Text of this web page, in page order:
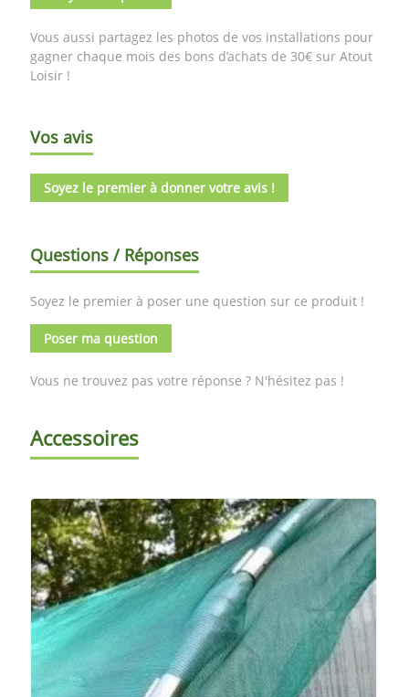
Vous aussi partagez les photos de vos installations pour
gagner chaque mois des bons d’achats de 30€ sur Atout
Loisir !
Vos avis
Soyez le premier à donner votre avis !
Questions / Réponses
Soyez le premier à poser une question sur ce produit !
Poser ma question
Vous ne trouvez pas votre réponse ? N'hésitez pas !
Accessoires
EN PROMO